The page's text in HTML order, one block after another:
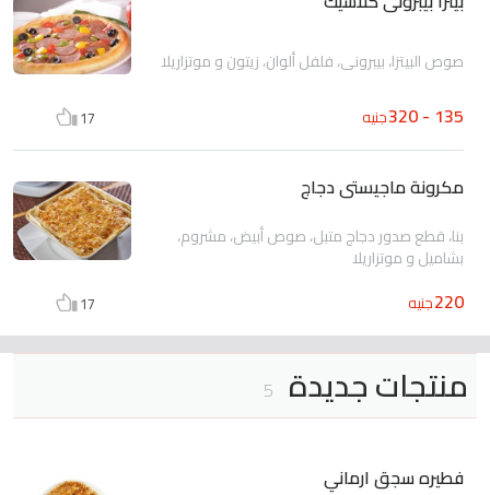
صوص البيتزا، بيبرونى، فلفل ألوان، زيتون و موتزاريلا
135 - 320 جنيه 17
مكرونة ماجيستى دجاج
بنا، قطع صدور دجاج متبل، صوص أبيض، مشروم،
بشاميل و موتزاريلا
220جنيه 17
منتجات جديدة 5
فطيره سجق ارماني